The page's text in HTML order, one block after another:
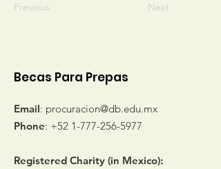
Previous Next
Becas Para Prepas
Email: procuracion@db.edu.mx
Phone: +52 1-777-256-5977
Registered Charity (in Mexico):